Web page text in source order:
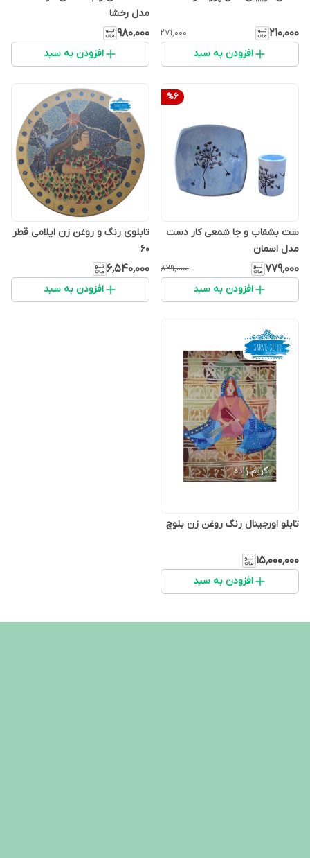
۲۱۰٬۰۰۰ ۲۷۱٬۰۰۰
افزودن به سبد
مدل رخشا
۹۸۰٬۰۰۰
افزودن به سبد
%6
ست بشقاب و جا شمعی کار دست
مدل اسمان
۷۷۹٬۰۰۰ ۸۲۹٬۰۰۰
افزودن به سبد
تابلوی رنگ و روغن زن ایلامی قطر
۶۰
۶٬۵۴۰٬۰۰۰
افزودن به سبد
تابلو اورجینال رنگ روغن زن بلوچ
۱۵٬۰۰۰٬۰۰۰
افزودن به سبد